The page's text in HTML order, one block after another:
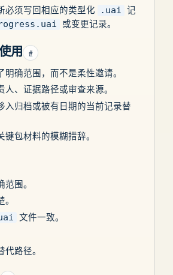
必须写回相应的类型化
.uai
记
或变更记录。
用 #
确范围，而不是柔性邀请。
、证据路径或审查来源。
入归档或被有日期的当前记录替
包材料的模糊措辞。
围。
文件一致。
路径。